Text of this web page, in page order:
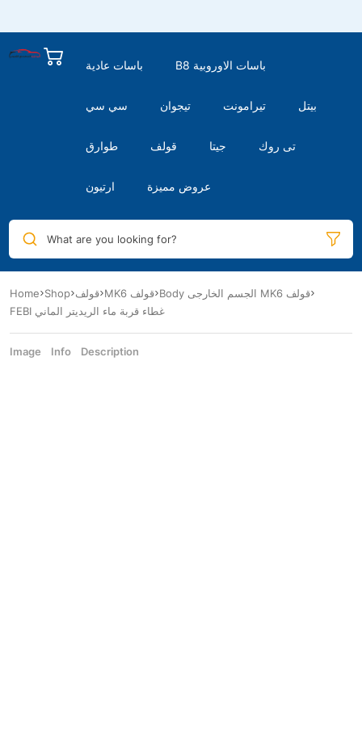
باسات عادية B8 باسات الاوروبية
سي سي تيجوان تيرامونت بيتل
طوارق قولف جيتا تى روك
ارتيون عروض مميزة
What are you looking for?
Home Shop قولف MK6 قولف
Body الجسم الخارجى MK6 قولف
FEBI غطاء قربة ماء الريديتر الماني
Image Info Description